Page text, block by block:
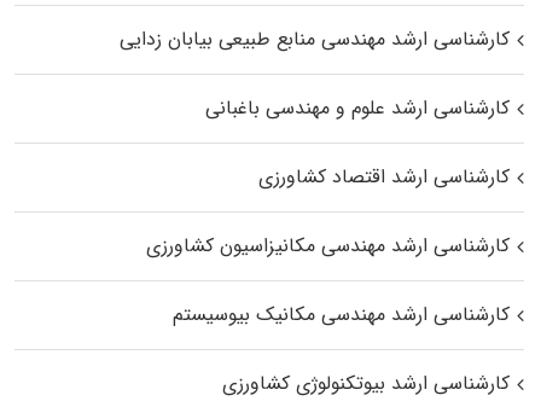
کارشناسی ارشد مهندسی منابع طبیعی بیابان زدایی
کارشناسی ارشد علوم و مهندسی باغبانی
کارشناسی ارشد اقتصاد کشاورزی
کارشناسی ارشد مهندسی مکانیزاسیون کشاورزی
کارشناسی ارشد مهندسی مکانیک بیوسیستم
کارشناسی ارشد بیوتکنولوژی کشاورزی